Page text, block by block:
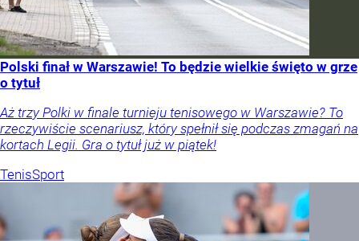
Polski finał w Warszawie! To będzie wielkie święto w grze
o tytuł
Aż trzy Polki w finale turnieju tenisowego w Warszawie? To
rzeczywiście scenariusz, który spełnił się podczas zmagań na
kortach Legii. Gra o tytuł już w piątek!
TenisSport